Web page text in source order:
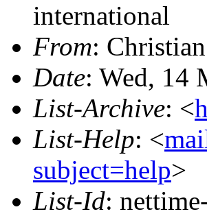
international
From:
Date: Wed, 14
List-Archive: <
List-Help: <
subject=help>
List-Id: